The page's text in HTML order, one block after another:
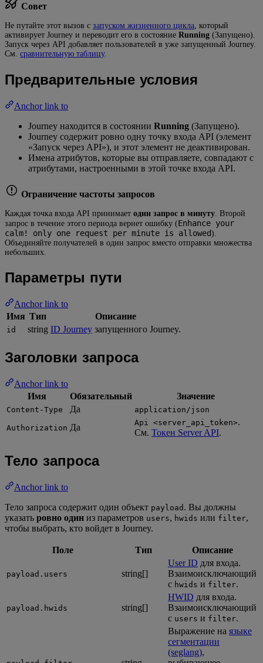
Совет
Не путайте этот вызов с запуском жизненного цикла , который
активирует Journey и переводит его в состояние Running (Запущено).
Запуск через API добавляет пользователей в уже запущенный Journey.
См. сравнительную таблицу.
Предварительные условия
Anchor link to
Journey находится в состоянии Running (Запущено).
Journey содержит ровно одну точку входа API (элемент
«Запуск через API»), и этот элемент не деактивирован.
Имена атрибутов, которые вы отправляете, совпадают с
атрибутами, настроенными в этой точке входа API.
Ограничение частоты запросов
Каждая точка входа API принимает один запрос в минуту . Второй
запрос в течение этого периода вернет ошибку (Enhance your
calm! only one request per minute is allowed).
Объединяйте получателей в один запрос вместо отправки множества
небольших.
Параметры пути
Anchor link to
Имя Тип Описание
id string ID Journey запущенного Journey.
Заголовки запроса
Anchor link to
Имя
Обязательный Значение
Content-Type Да application/json
Authorization Да Api <server_api_token>.
См. Токен Server API.
Тело запроса
Anchor link to
Тело запроса содержит один объект payload . Вы должны
указать ровно один из параметров users, hwids или filter,
чтобы выбрать, кто войдет в Journey.
Поле Тип Описание
payload.users string[]
User ID для входа.
Взаимоисключающий
с hwids и filter.
payload.hwids string[]
HWID для входа.
Взаимоисключающий
с users и filter.
Выражение на языке
сегментации
(seglang),